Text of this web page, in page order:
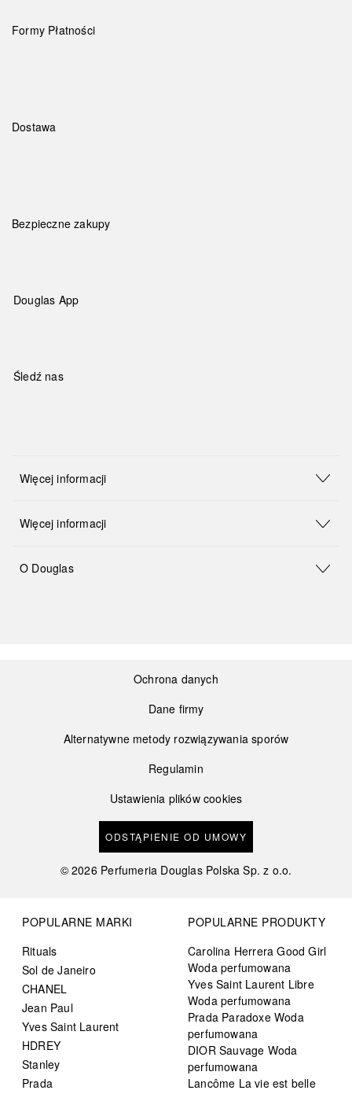
Formy Płatności
Dostawa
Bezpieczne zakupy
Douglas App
Śledź nas
Więcej informacji
Więcej informacji
O Douglas
Ochrona danych
Dane firmy
Alternatywne metody rozwiązywania sporów
Regulamin
Ustawienia plików cookies
ODSTĄPIENIE OD UMOWY
©2026 Perfumeria Douglas Polska Sp. z o.o.
POPULARNE MARKI
Rituals
Sol de Janeiro
CHANEL
Jean Paul
Yves Saint Laurent
HDREY
Stanley
Prada
POPULARNE PRODUKTY
Carolina Herrera Good Girl
Woda perfumowana
Yves Saint Laurent Libre
Woda perfumowana
Prada Paradoxe Woda
perfumowana
DIOR Sauvage Woda
perfumowana
Lancôme La vie est belle